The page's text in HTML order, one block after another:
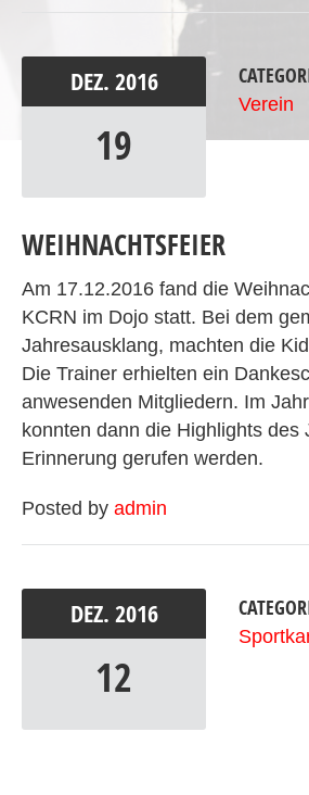
DEZ. 2016
19
Verein
WEIHNACHTSFEIER
Am 17.12.2016 fand die
KCRN im Dojo statt. Bei dem
Jahresausklang, machten die
Die Trainer erhielten ein
anwesenden Mitgliedern. Im
konnten dann die Highlights des
Erinnerung gerufen werden.
Posted by admin
DEZ. 2016
12